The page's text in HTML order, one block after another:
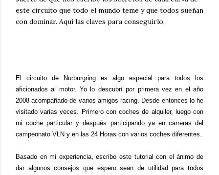
este circuito que todo el mundo teme y que todos sueñan
con dominar. Aquí las claves para conseguirlo.
El circuito de Nürburgring es algo especial para todos los
aficionados al motor. Yo lo descubrí por primera vez en el año
2008 acompañado de varios amigos racing. Desde entonces lo he
visitado varias veces. Primero con coches de alquiler, luego con
mi coche particular y después participando ya en carreras del
campeonato VLN y en las 24 Horas con varios coches diferentes.
Basado en mi experiencia, escribo este tutorial con el ánimo de
dar algunos consejos que espero sean de utilidad para todos